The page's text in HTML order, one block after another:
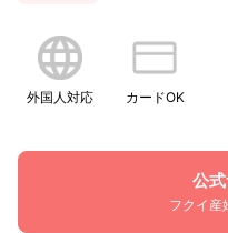
外国人対応 カードOK
公式
フクイ産